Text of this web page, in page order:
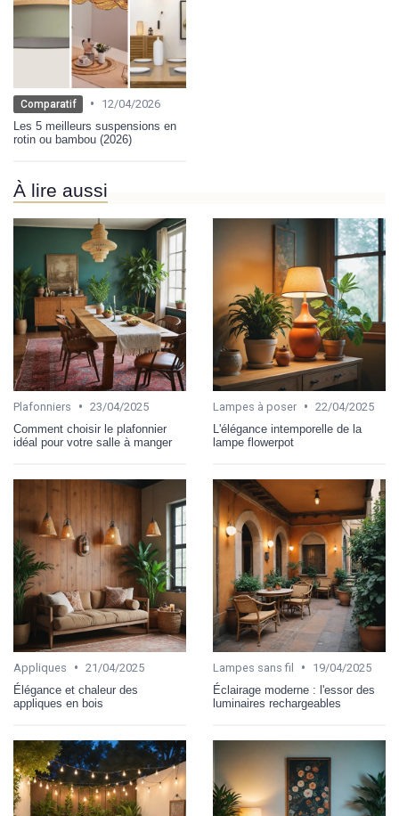
Comparatif •
12/04/2026
Les 5 meilleurs suspensions en
rotin ou bambou (2026)
À lire aussi
Plafonniers • 23/04/2025
Comment choisir le plafonnier
idéal pour votre salle à manger
Lampes à poser • 22/04/2025
L'élégance intemporelle de la
lampe flowerpot
Appliques • 21/04/2025
Élégance et chaleur des
appliques en bois
Lampes sans fil •
19/04/2025
Éclairage moderne : l'essor des
luminaires rechargeables